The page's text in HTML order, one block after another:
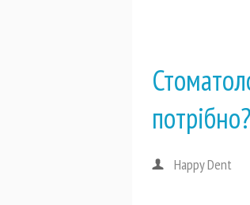
потрібно?
Happy Dent